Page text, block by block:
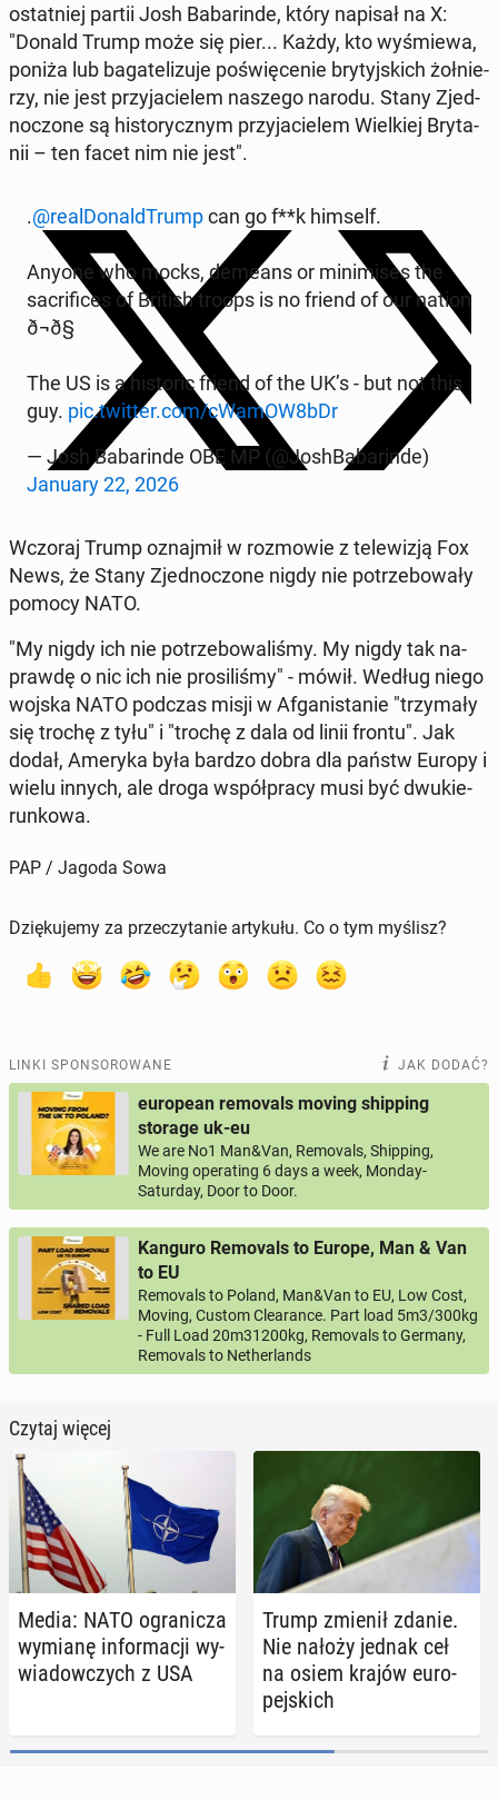
ostat­niej partii Josh Ba­ba­rin­de, który napisał na X:
"Donald Trump może się pier... Każdy, kto wy­śmie­wa,
poniża lub ba­ga­te­li­zu­je po­świę­ce­nie bry­tyj­skich żoł­nie­
rzy, nie jest przy­ja­cie­lem naszego narodu. Stany Zjed­
no­czo­ne są hi­sto­rycz­nym przy­ja­cie­lem Wiel­kiej Bry­ta­
nii – ten facet nim nie jest".
.@re­al­Do­nald­Trumpcan go f**k himself.
Anyone who mocks, demeans or mi­ni­mi­ses the
sa­cri­fi­ces of British troops is no friend of our nation
ð¬ð§
The US is a hi­sto­ric friend of the UK’s - but not this
guy. pic.twitter.com/cWamOW8bDr
— Josh Ba­ba­rin­de OBE MP (@Jo­sh­Ba­ba­rin­de)
January 22, 2026
Wczoraj Trump oznaj­mił w roz­mo­wie z te­le­wi­zją Fox
News, że Stany Zjed­no­czo­ne nigdy nie po­trze­bo­wa­ły
pomocy NATO.
"My nigdy ich nie po­trze­bo­wa­li­śmy. My nigdy tak na­
praw­dę o nic ich nie pro­si­li­śmy" - mówił. Według niego
wojska NATO podczas misji w Afga­ni­sta­nie "trzy­ma­ły
się trochę z tyłu" i "trochę z dala od linii frontu". Jak
dodał, Ameryka była bardzo dobra dla państw Europy i
wielu innych, ale droga współ­pra­cy musi być dwu­kie­
run­ko­wa.
PAP / Jagoda Sowa
Dziękujemy za przeczytanie artykułu. Co o tym myślisz?
LINKI SPONSOROWANE JAK DODAĆ?
european removals moving shipping
storage uk-eu
We are No1 Man&Van, Removals, Shipping,
Moving operating 6 days a week, Monday-
Saturday, Door to Door.
Kanguro Removals to Europe, Man & Van
to EU
Removals to Poland, Man&Van to EU, Low Cost,
Moving, Custom Clearance. Part load 5m3/300kg
- Full Load 20m31200kg, Removals to Germany,
Removals to Netherlands
Czytaj więcej
Media: NATO ogra­ni­cza
wymianę in­for­ma­cji wy­
wia­dow­czych z USA
Trump zmienił zdanie.
Nie nałoży jednak ceł
na osiem krajów eu­ro­
pej­skich